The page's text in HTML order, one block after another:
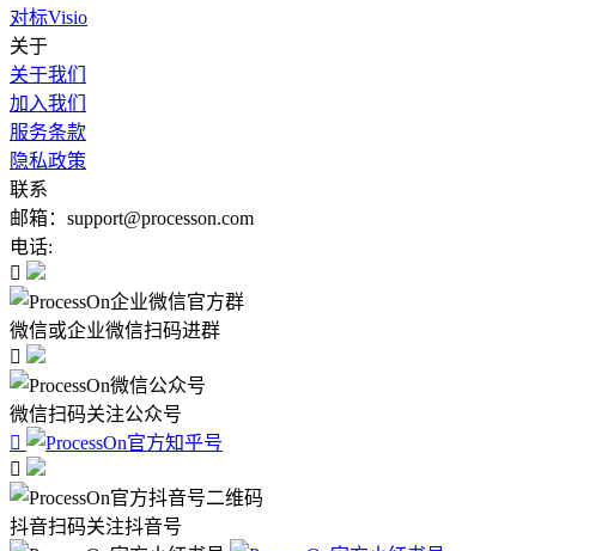
对标Visio
关于
关于我们
加入我们
服务条款
隐私政策
联系
邮箱：support@processon.com
电话:

微信或企业微信扫码进群

微信扫码关注公众号


抖音扫码关注抖音号